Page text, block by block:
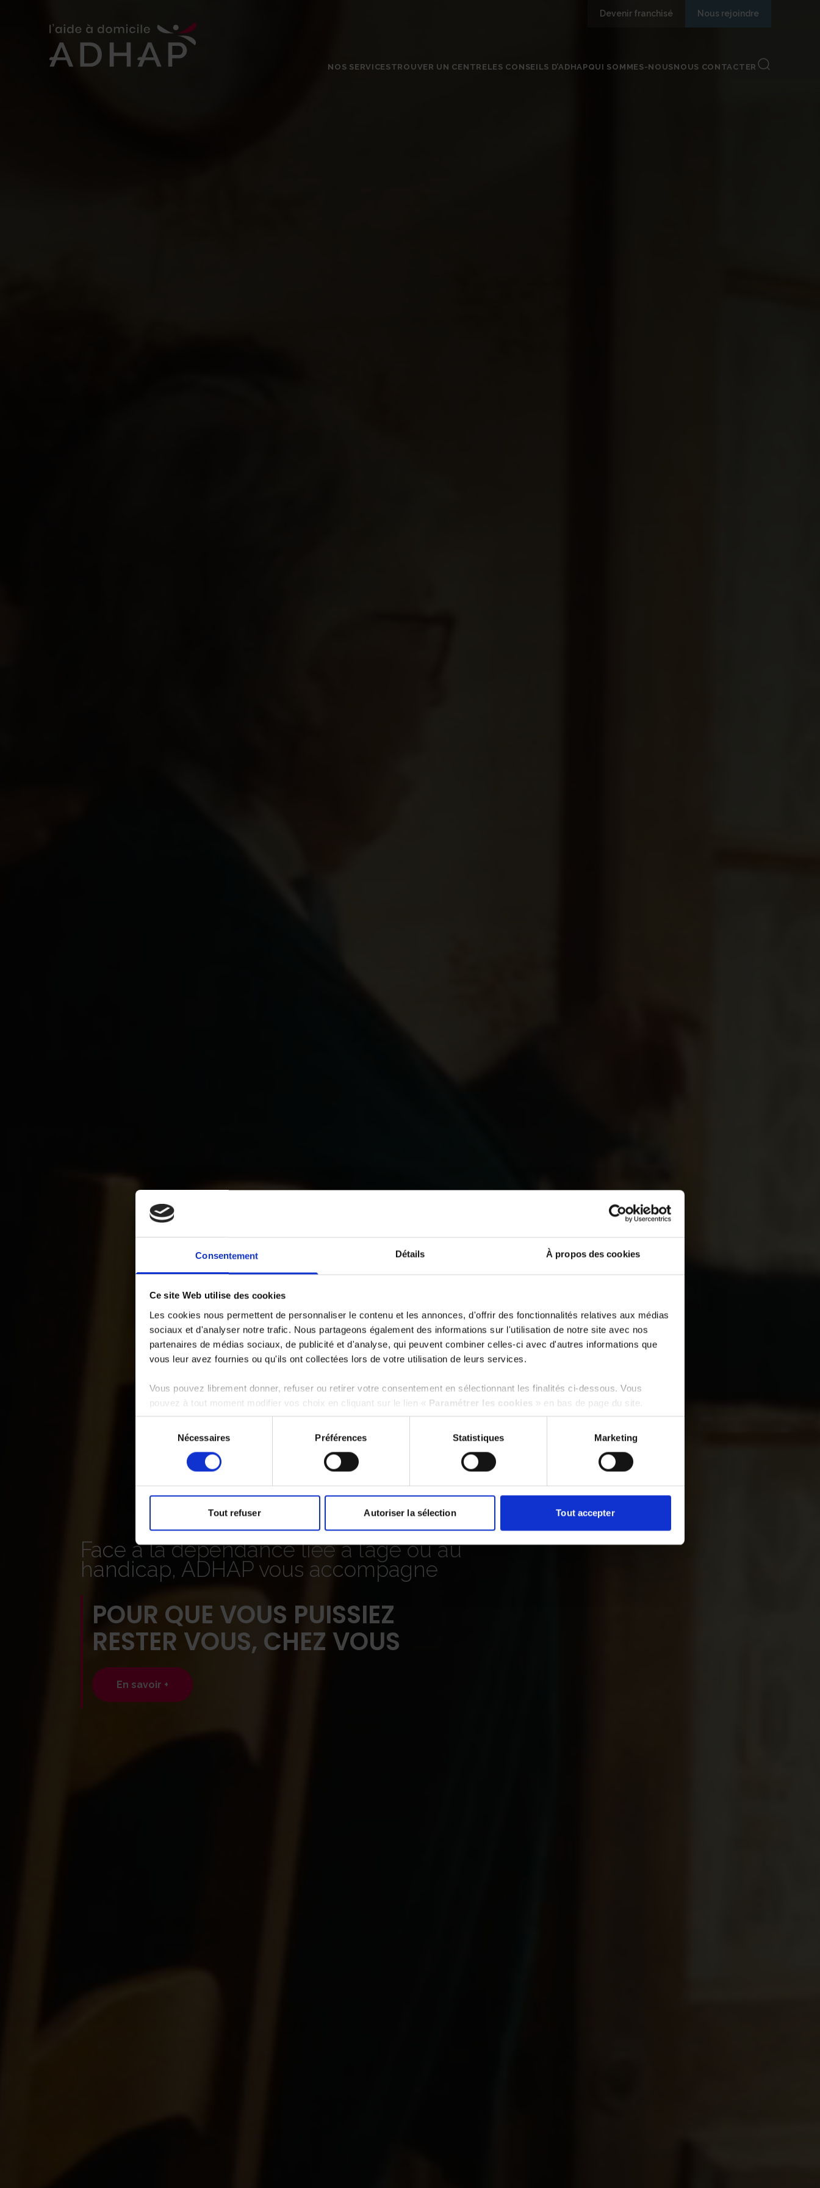
Consentement Détails À propos des cookies
Ce site Web utilise des cookies
Les cookies nous permettent de personnaliser le contenu et les annonces, d'offrir des fonctionnalités relatives aux médias
sociaux et d'analyser notre trafic. Nous partageons également des informations sur l'utilisation de notre site avec nos
partenaires de médias sociaux, de publicité et d'analyse, qui peuvent combiner celles-ci avec d'autres informations que
vous leur avez fournies ou qu'ils ont collectées lors de votre utilisation de leurs services.
Vous pouvez librement donner, refuser ou retirer votre consentement en sélectionnant les finalités ci-dessous. Vous
pouvez à tout moment modifier vos choix en cliquant sur le lien « Paramétrer les cookies » en bas de page du site.
consentement
Nécessaires Préférences Statistiques Marketing
Tout refuser Autoriser la sélection Tout accepter
Devenir franchisé Nous rejoindre
NOS SERVICESTROUVER UN CENTRELES CONSEILS D’ADHAPQUI SOMMES-NOUSNOUS CONTACTER
Face à la dépendance liée à l’âge ou au
handicap, ADHAP vous accompagne
POUR QUE VOUS PUISSIEZ
RESTER VOUS, CHEZ VOUS
En savoir +